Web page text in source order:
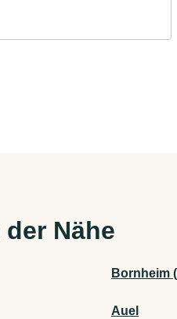
Nähe
Bornheim
Auel